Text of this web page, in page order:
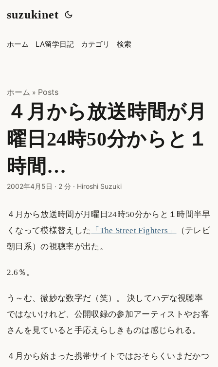
suzukinet
ホーム LA留学日記 カテゴリ 検索
ホーム » Posts
４月から放送時間が月
曜日24時50分からと１
時間…
2002年4月5日 · 2 分 · Hiroshi Suzuki
４月から放送時間が月曜日24時50分からと１時間半早
くなって模様替えした
「The Street Fighters」
（テレビ
朝日系）の視聴率が出た。
2.6％。
う～む、微妙な数字だ（笑）。 決してハデな視聴率
ではないけれど、公開収録の参加アーティストやお客
さんを見ていると手応えらしきものは感じられる。
４月から始まった携帯サイトではおそらくいまだかつ